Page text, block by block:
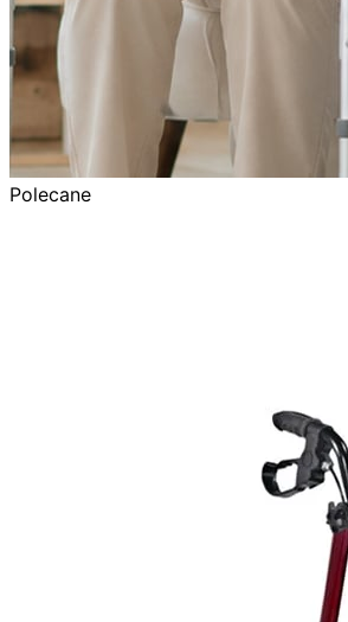
Polecane